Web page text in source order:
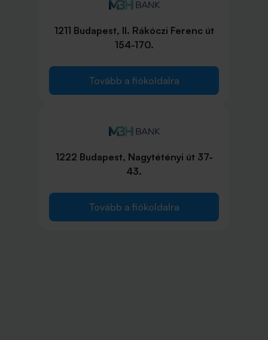
1211 Budapest, II. Rákóczi Ferenc út
154-170.
Tovább a fiókoldalra
1222 Budapest, Nagytétényi út 37-
43.
Tovább a fiókoldalra